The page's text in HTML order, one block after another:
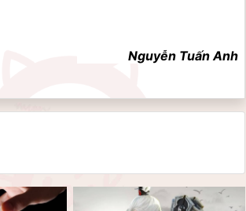
Nguyễn Tuấn Anh